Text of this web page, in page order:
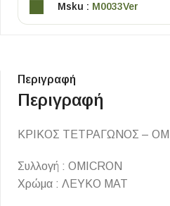
Msku : M0033Ver
Περιγραφή
Περιγραφή
ΚΡΙΚΟΣ ΤΕΤΡΑΓΩΝΟΣ –
Συλλογή : OMICRON
Χρώμα : ΛΕΥΚΟ ΜΑΤ